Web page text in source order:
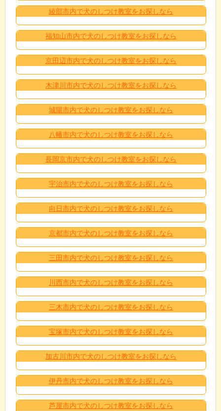
綾部市内で犬のしつけ教室をお探しなら
福知山市内で犬のしつけ教室をお探しなら
京田辺市内で犬のしつけ教室をお探しなら
木津川市内で犬のしつけ教室をお探しなら
城陽市内で犬のしつけ教室をお探しなら
八幡市内で犬のしつけ教室をお探しなら
長岡京市内で犬のしつけ教室をお探しなら
宇治市内で犬のしつけ教室をお探しなら
向日市内で犬のしつけ教室をお探しなら
京都市内で犬のしつけ教室をお探しなら
三田市内で犬のしつけ教室をお探しなら
川西市内で犬のしつけ教室をお探しなら
三木市内で犬のしつけ教室をお探しなら
宝塚市内で犬のしつけ教室をお探しなら
加古川市内で犬のしつけ教室をお探しなら
伊丹市内で犬のしつけ教室をお探しなら
芦屋市内で犬のしつけ教室をお探しなら